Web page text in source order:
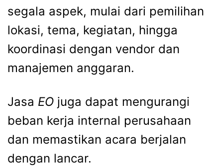
segala aspek, mulai dari pemilihan
lokasi, tema, kegiatan, hingga
koordinasi dengan vendor dan
manajemen anggaran.
Jasa EO juga dapat mengurangi
beban kerja internal perusahaan
dan memastikan acara berjalan
dengan lancar.